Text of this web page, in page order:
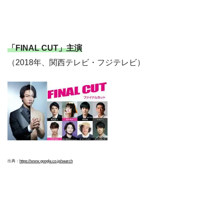
「FINAL CUT」主演
（2018年、関西テレビ・フジテレビ）
出典： https://www.google.co.jp/search